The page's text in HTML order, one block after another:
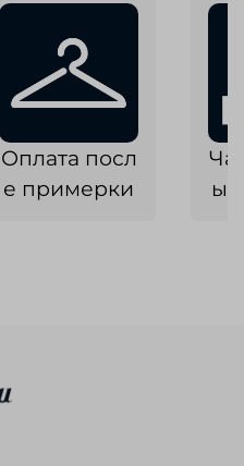
Оплата посл
е примерки